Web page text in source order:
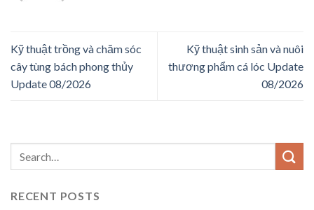
Kỹ thuật trồng và chăm sóc
cây tùng bách phong thủy
Update 08/2026
Kỹ thuật sinh sản và nuôi
thương phẩm cá lóc Update
08/2026
RECENT POSTS